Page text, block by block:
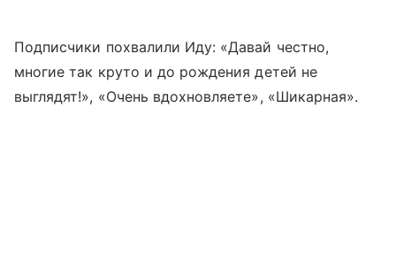
Подписчики похвалили Иду: «Давай честно,
многие так круто и до рождения детей не
выглядят!», «Очень вдохновляете», «Шикарная».